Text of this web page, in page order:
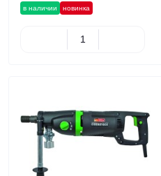
в наличии новинка